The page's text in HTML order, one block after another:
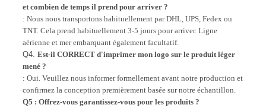
et combien de temps il prend pour arriver ?
: Nous nous transportons habituellement par DHL, UPS, Fedex ou
TNT. Cela prend habituellement 3-5 jours pour arriver. Ligne
aérienne et mer embarquant également facultatif.
Q4. Est-il CORRECT d'imprimer mon logo sur le produit léger
mené ?
: Oui. Veuillez nous informer formellement avant notre production et
confirmez la conception premièrement basée sur notre échantillon.
Q5 : Offrez-vous garantissez-vous pour les produits ?